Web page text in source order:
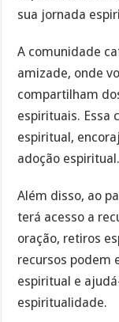
sua jornada
A comunidade
amizade, onde
compartilham
espirituais. Essa
espiritual,
adoção espiritual.
Além disso, ao
terá acesso a
oração, retiros
recursos podem
espiritual e
espiritualidade.